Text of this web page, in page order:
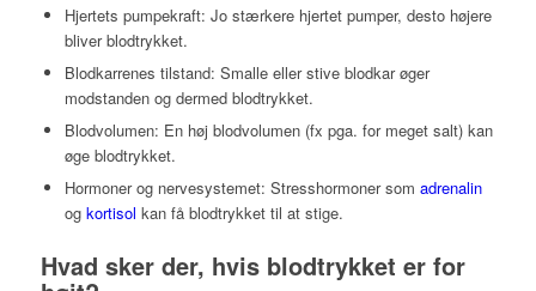
Hjertets pumpekraft: Jo stærkere hjertet pumper, desto højere
bliver blodtrykket.
Blodkarrenes tilstand: Smalle eller stive blodkar øger
modstanden og dermed blodtrykket.
Blodvolumen: En høj blodvolumen (fx pga. for meget salt) kan
øge blodtrykket.
Hormoner og nervesystemet: Stresshormoner som adrenalin
og kortisol kan få blodtrykket til at stige.
Hvad sker der, hvis blodtrykket er for